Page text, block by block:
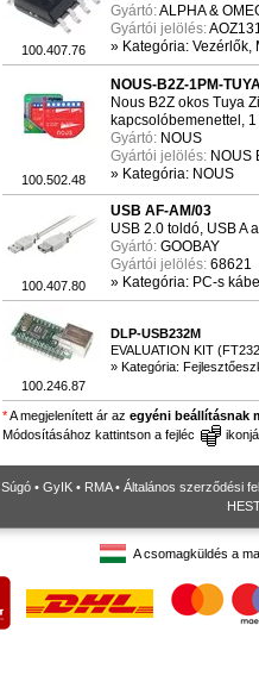
100.407.76
Gyártó:ALPHA &
Gyártói jelölés:
» Kategória: Vezérlők,
100.502.48
NOUS-B2Z-1PM-
Nous B2Z okos Tuya
kapcsolóbemenettel,
Gyártó: NOUS
Gyártói jelölés: NOUS
» Kategória: NOUS
100.407.80
USB AF-AM/03
USB 2.0 toldó, USB A
Gyártó: GOOBAY
Gyártói jelölés: 68621
» Kategória: PC-s
100.246.87
DLP-USB232M
EVALUATION KIT
» Kategória:
*A megjelenített ár az egyéni beállításnak
Módosításához kattintson a fejléc
Súgó • GyIK • RMA• Általános szerződési
A csomagküldés a